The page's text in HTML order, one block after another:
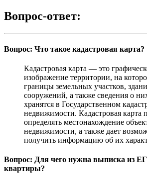
Вопрос-ответ:
Вопрос: Что такое кадастровая карта?
Кадастровая карта — это
изображение территории, на
границы земельных участков,
сооружений, а также сведения о
хранятся в Государственном
недвижимости. Кадастровая карта
определять местонахождение
недвижимости, а также дает
получить информацию об их
Вопрос: Для чего нужна выписка из
квартиры?